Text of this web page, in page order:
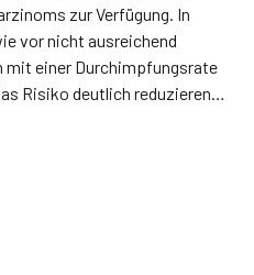
zur Verfügung. In
vor nicht ausreichend
mit einer Durchimpfungsrate
Risiko deutlich reduzieren